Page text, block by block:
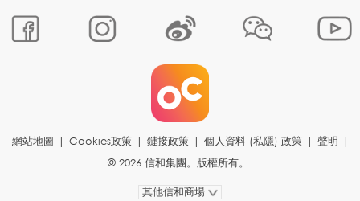
網站地圖 Cookies政策 鏈接政策 個人資料 (私隱) 政策 聲明
© 2026 信和集團。版權所有。
其他信和商場